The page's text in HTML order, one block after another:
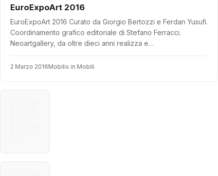
EuroExpoArt 2016
EuroExpoArt 2016 Curato da Giorgio Bertozzi e Ferdan Yusufi.
Coordinamento grafico editoriale di Stefano Ferracci.
Neoartgallery, da oltre dieci anni realizza e…
2 Marzo 2016Mobilis in Mobili